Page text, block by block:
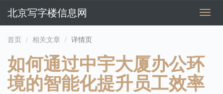
切
北京写字楼信息网
首页 相关文章 详情页
如何通过中宇大厦办公环
境的智能化提升员工效率